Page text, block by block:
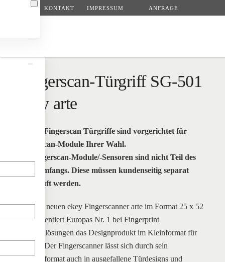
Fingerscan-Türgriff SG-501
ekey arte
Unsere Fingerscan Türgriffe sind vorgerichtet für
Fingerscan-Module Ihrer Wahl.
Die Fingerscan-Module/-Sensoren sind nicht Teil des
Lieferumfangs. Diese müssen kundenseitig separat
zugekauft werden.
Mit dem neuen ekey Fingerscanner arte im Format 25 x 52
mm präsentiert Europas Nr. 1 bei Fingerprint
Zugangslösungen das Designprodukt im Kleinformat für
die Tür. Der Fingerscanner lässt sich durch sein
Minimalformat auch in ausgefallene Türdesigns und
KONTAKT IMPRESSUM ANFRAGE